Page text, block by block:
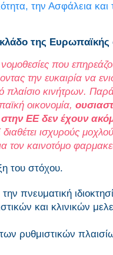
την Ασφάλεια και
της Ευρωπαϊκής
που
την ευκαιρία να
κινήτρων. Παρά
οικονομία,
ΕΕ δεν έχουν
ισχυρούς
τον καινοτόμο
του στόχου.
πνευματική
και κλινικών
ρυθμιστικών